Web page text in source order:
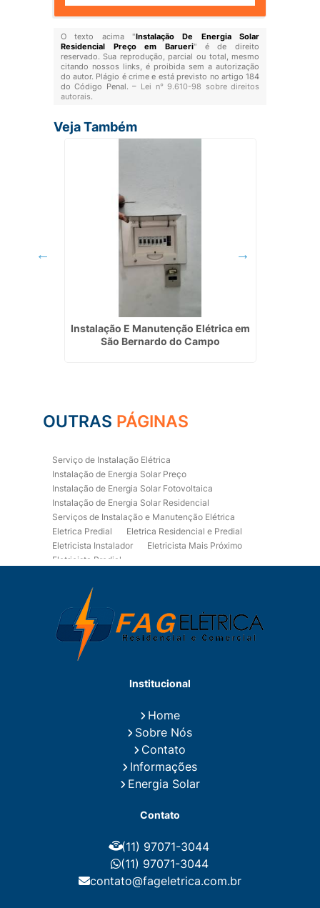
O texto acima "Instalação De Energia Solar
Residencial Preço em Barueri" é de direito
reservado. Sua reprodução, parcial ou total, mesmo
citando nossos links, é proibida sem a autorização
do autor. Plágio é crime e está previsto no artigo 184
do Código Penal. – Lei n° 9.610-98 sobre direitos
autorais.
Veja Também
Instalação E Manutenção Elétrica em
São Bernardo do Campo
OUTRAS PÁGINAS
Serviço de Instalação Elétrica
Instalação de Energia Solar Preço
Instalação de Energia Solar Fotovoltaica
Instalação de Energia Solar Residencial
Serviços de Instalação e Manutenção Elétrica
Eletrica Predial
Eletrica Residencial e Predial
Eletricista Instalador
Eletricista Mais Próximo
Eletricista Predial
Eletricista Residencial
Eletricista Residencial E Predial
Eletricistas de Manutenção
Empresa de Instalações Elétricas
Empresa de Manutenção Eletrica
Empresa de Prestação de Serviços Eletricos
Fiação para Instalação Eletrica Residencial
Instalação de Energia Solar Residencial Preço
Instalação de Painel Solar
Instalação de Placa Solar
Instalação de Sistema Fotovoltaico
Instalação E Manutenção Elétrica
Instalação Elétrica Comercial
Instalação Elétrica Residencial Simples
Instalações Elétricas Prediais
Instalações Elétricas Residenciais
Instalador de Energia Solar
Instalador de Placa Solar
Institucional
Home
Sobre Nós
Contato
Informações
Energia Solar
Contato
(11) 97071-3044
(11) 97071-3044
contato@fageletrica.com.br